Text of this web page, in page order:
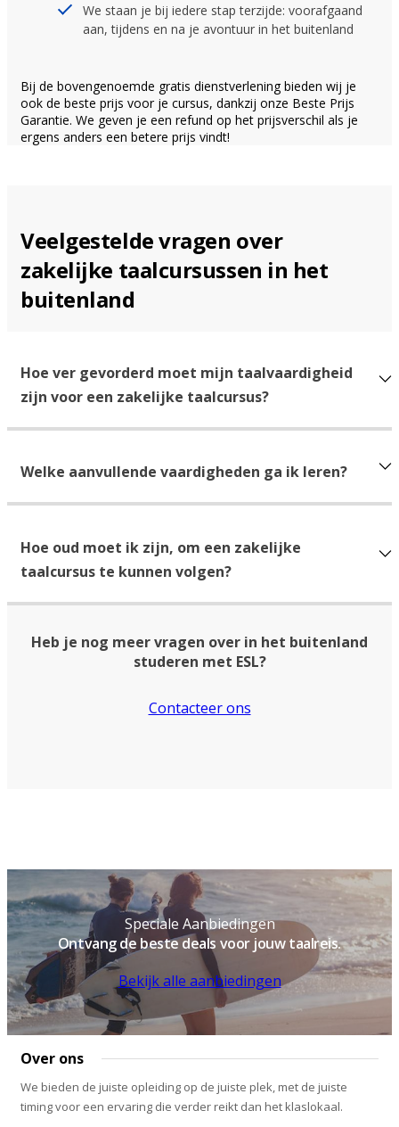
We staan je bij iedere stap terzijde: voorafgaand
aan, tijdens en na je avontuur in het buitenland
Bij de bovengenoemde gratis dienstverlening bieden wij je
ook de beste prijs voor je cursus, dankzij onze Beste Prijs
Garantie. We geven je een refund op het prijsverschil als je
ergens anders een betere prijs vindt!
Veelgestelde vragen over
zakelijke taalcursussen in het
buitenland
Hoe ver gevorderd moet mijn taalvaardigheid
zijn voor een zakelijke taalcursus?
Welke aanvullende vaardigheden ga ik leren?
Hoe oud moet ik zijn, om een zakelijke
taalcursus te kunnen volgen?
Heb je nog meer vragen over in het buitenland
studeren met ESL?
Contacteer ons
Speciale Aanbiedingen
Ontvang de beste deals voor jouw taalreis.
Bekijk alle aanbiedingen
Over ons
We bieden de juiste opleiding op de juiste plek, met de juiste
timing voor een ervaring die verder reikt dan het klaslokaal.